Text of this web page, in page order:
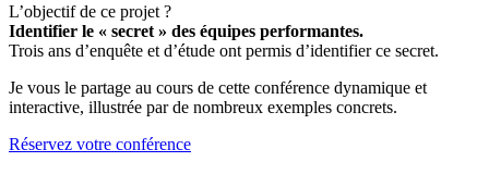
L’objectif de ce projet ?
Identifier le « secret » des équipes performantes.
Trois ans d’enquête et d’étude ont permis d’identifier ce secret.
Je vous le partage au cours de cette conférence dynamique et
interactive, illustrée par de nombreux exemples concrets.
Réservez votre conférence